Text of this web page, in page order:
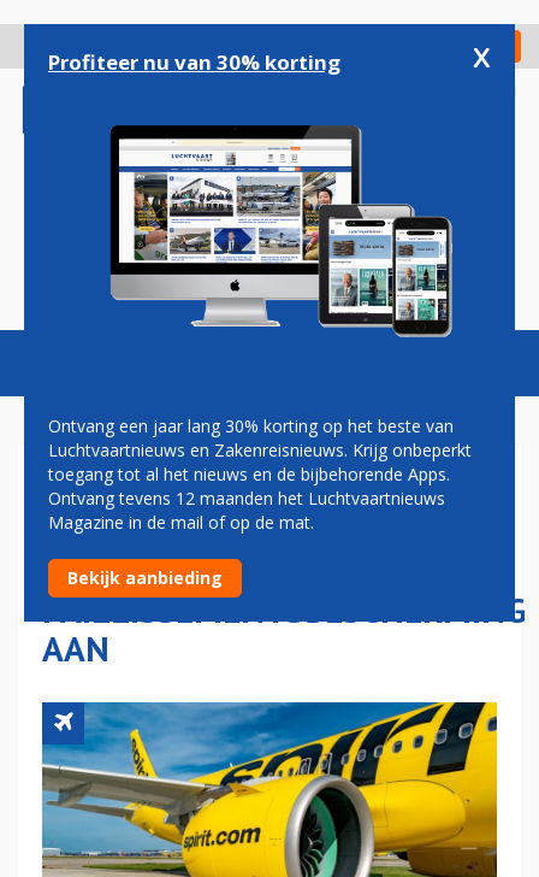
gaan
Check in
Magazine Podcasts Vacatures
SPIRIT AIRLINES VRAAGT
VOOR TWEEDE KEER IN EEN
JAAR TIJD
FAILLISSEMENTSBESCHERMING
AAN
Profiteer nu van 30% korting x
Ontvang een jaar lang 30% korting op het beste van
Luchtvaartnieuws en Zakenreisnieuws. Krijg onbeperkt
toegang tot al het nieuws en de bijbehorende Apps.
Ontvang tevens 12 maanden het Luchtvaartnieuws
Magazine in de mail of op de mat.
Bekijk aanbieding